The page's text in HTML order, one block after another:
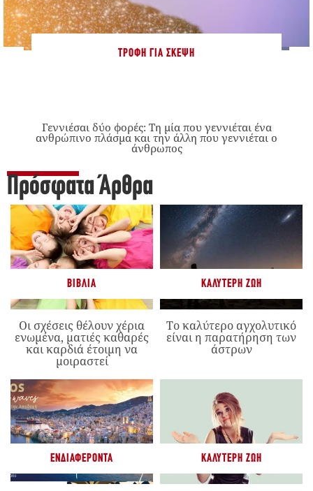
ΤΡΟΦΉ ΓΙΑ ΣΚΈΨΗ
Γεννιέσαι δύο φορές: Tη μία που γεννιέται ένα
ανθρώπινο πλάσμα και την άλλη που γεννιέται ο
άνθρωπος
Πρόσφατα Άρθρα
ΒΙΒΛΊΑ
Οι σχέσεις θέλουν χέρια
ενωμένα, ματιές καθαρές
και καρδιά έτοιμη να
μοιραστεί
ΚΑΛΎΤΕΡΗ ΖΩΉ
Το καλύτερο αγχολυτικό
είναι η παρατήρηση των
άστρων
ΕΝΔΙΑΦΈΡΟΝΤΑ ΚΑΛΎΤΕΡΗ ΖΩΉ